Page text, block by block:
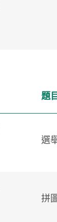
題
選
拼